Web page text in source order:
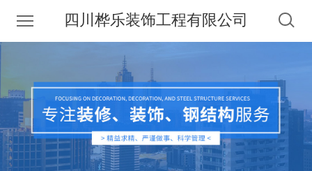
四川桦乐装饰工程有限公司